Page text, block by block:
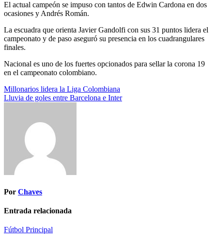
El actual campeón se impuso con tantos de Edwin Cardona en dos
ocasiones y Andrés Román.
La escuadra que orienta Javier Gandolfi con sus 31 puntos lidera el
campeonato y de paso aseguró su presencia en los cuadrangulares
finales.
Nacional es uno de los fuertes opcionados para sellar la corona 19
en el campeonato colombiano.
Navegación
de
Millonarios lidera la Liga Colombiana
Lluvia de goles entre Barcelona e Inter
Por Chaves
Entrada relacionada
Fútbol Principal